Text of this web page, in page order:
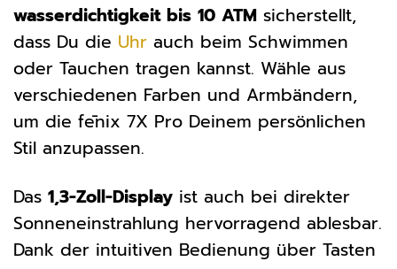
wasserdichtigkeit bis 10 ATM sicherstellt,
dass Du die Uhr auch beim Schwimmen
oder Tauchen tragen kannst. Wähle aus
verschiedenen Farben und Armbändern,
um die fēnix 7X Pro Deinem persönlichen
Stil anzupassen.
Das 1,3-Zoll-Display ist auch bei direkter
Sonneneinstrahlung hervorragend ablesbar.
Dank der intuitiven Bedienung über Tasten